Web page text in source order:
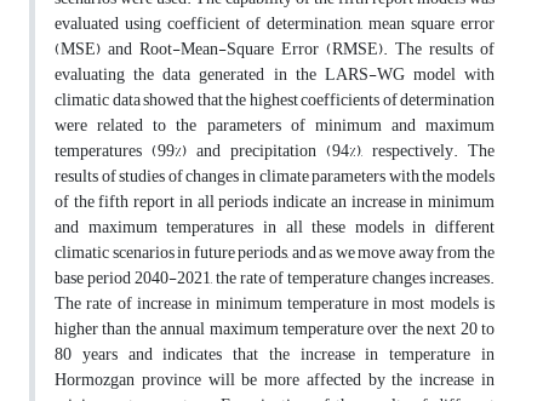
evaluated using coefficient of determination, mean square error
(MSE) and Root-Mean-Square Error (RMSE). The results of
evaluating the data generated in the LARS-WG model with
climatic data showed that the highest coefficients of determination
were related to the parameters of minimum and maximum
temperatures (99%) and precipitation (94%), respectively. The
results of studies of changes in climate parameters with the models
of the fifth report in all periods indicate an increase in minimum
and maximum temperatures in all these models in different
climatic scenarios in future periods, and as we move away from the
base period 2040-2021, the rate of temperature changes increases.
The rate of increase in minimum temperature in most models is
higher than the annual maximum temperature over the next 20 to
80 years and indicates that the increase in temperature in
Hormozgan province will be more affected by the increase in